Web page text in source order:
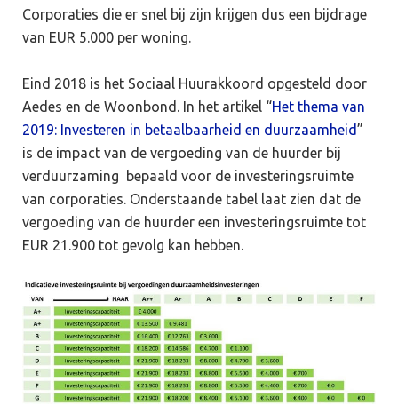
Corporaties die er snel bij zijn krijgen dus een bijdrage
van EUR 5.000 per woning.
Eind 2018 is het Sociaal Huurakkoord opgesteld door
Aedes en de Woonbond. In het artikel “Het thema van
2019: Investeren in betaalbaarheid en duurzaamheid”
is de impact van de vergoeding van de huurder bij
verduurzaming bepaald voor de investeringsruimte
van corporaties. Onderstaande tabel laat zien dat de
vergoeding van de huurder een investeringsruimte tot
EUR 21.900 tot gevolg kan hebben.